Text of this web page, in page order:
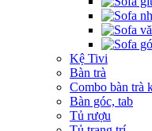
Kệ Tivi
Bàn trà
Combo bàn trà
Bàn góc, tab
Tủ rượu